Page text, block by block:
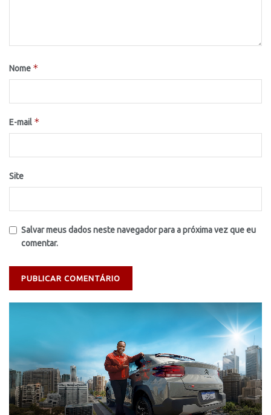
Nome *
E-mail *
Site
Salvar meus dados neste navegador para a próxima vez que eu
comentar.